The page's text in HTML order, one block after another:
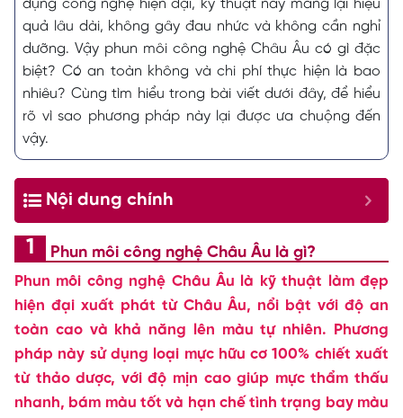
dụng công nghệ hiện đại, kỹ thuật này mang lại hiệu
quả lâu dài, không gây đau nhức và không cần nghỉ
dưỡng. Vậy phun môi công nghệ Châu Âu có gì đặc
biệt? Có an toàn không và chi phí thực hiện là bao
nhiêu? Cùng tìm hiểu trong bài viết dưới đây, để hiểu
rõ vì sao phương pháp này lại được ưa chuộng đến
vậy.
Nội dung chính
Phun môi công nghệ Châu Âu là gì?
Phun môi công nghệ Châu Âu là kỹ thuật làm đẹp
hiện đại xuất phát từ Châu Âu, nổi bật với độ an
toàn cao và khả năng lên màu tự nhiên. Phương
pháp này sử dụng loại mực hữu cơ 100% chiết xuất
từ thảo dược, với độ mịn cao giúp mực thẩm thấu
nhanh, bám màu tốt và hạn chế tình trạng bay màu